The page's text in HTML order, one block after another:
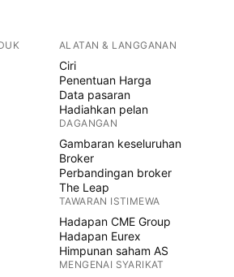
ALATAN & LANGGANAN
Ciri
Penentuan Harga
Data pasaran
Hadiahkan pelan
DAGANGAN
Gambaran keseluruhan
Broker
Perbandingan broker
The Leap
TAWARAN ISTIMEWA
Hadapan CME Group
Hadapan Eurex
Himpunan saham AS
MENGENAI SYARIKAT